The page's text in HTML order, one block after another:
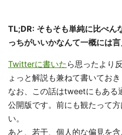
TL;DR: そもそも単純に比べん
っちがいいかなんて一概には
Twitterに書いた ら思ったより
ょっと解説も兼ねて書いておき
なお、この話はtweetにもある
公開版です。前にも観たって
い。
あと、若干、個人的な偏見を